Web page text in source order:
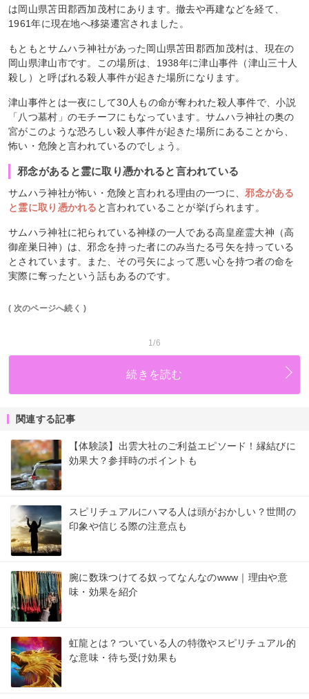
は岡山県苫田郡西加茂村にあります。撤去や再建などを経て、
1961年に現在地へ移築遷宮されました。
もともとサムハラ神社があった岡山県苫田郡西加茂村は、現在の
岡山県津山市です。この場所は、1938年に津山事件（津山三十人
殺し）と呼ばれる殺人事件が起きた場所になります。
津山事件とは一夜にして30人もの命が奪われた殺人事件で、小説
「八つ墓村」のモチーフにもなっています。サムハラ神社の奥の
宮がこのような恐ろしい殺人事件が起きた場所にあることから、
怖い・危険と言われているのでしょう。
邪念があると霊に取り憑かれると言われている
サムハラ神社が怖い・危険と言われる理由の一つに、邪念がある
と霊に取り憑かれる と言われていることが挙げられます。
サムハラ神社に祀られている神様の一人である高皇産霊大神（高
御産巣日神）は、邪念を持った者にのみ当たる弓矢を持っている
とされています。また、その弓矢によって悪い心を持つ者の命を
実際に奪ったという話もあるのです。
( 次のページへ続く )
1/6
続きを読む
関連する記事
【体験談】出雲大社のご利益エピソード！縁結びに
効果大？参拝時のポイントも
スピリチュアルにハマる人は頭がおかしい？世間の
印象や信じる際の注意点も
腕に数珠つけてる奴ってなんなのwww｜理由や意
味・効果を紹介
虹龍とは？ついている人の特徴やスピリチュアル的
な意味・待ち受け効果も